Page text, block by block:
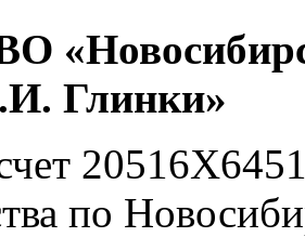
Глинки»
по